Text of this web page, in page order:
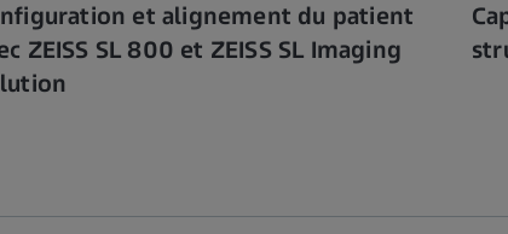
et alignement du patient
ZEISS SL 800 et ZEISS SL Imaging